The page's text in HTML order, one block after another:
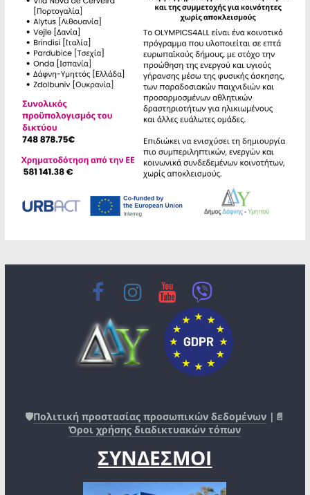
🛡️Πολιτική προστασίας προσωπικών δεδομένων |📄
Όροι χρήσης διαδικτυακών τόπων
ΣΥΝΔΕΣΜΟΙ